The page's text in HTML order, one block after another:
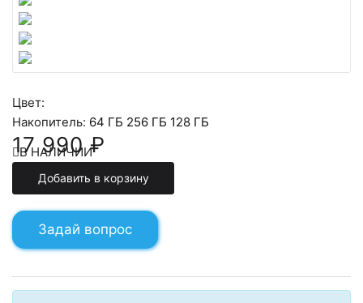
Цвет:
Накопитель: 64 ГБ 256 ГБ 128 ГБ
17 990 ₽
В НАЛИЧИИ
Добавить в корзину
Задай вопрос